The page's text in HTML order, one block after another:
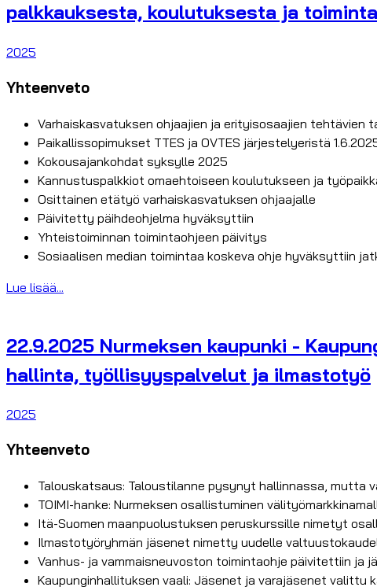
palkkauksesta, koulutuksesta ja
2025
Yhteenveto
Varhaiskasvatuksen ohjaajien ja erityisosaajien tehtävien
Paikallissopimukset TTES ja OVTES järjestelyeristä
Kokousajankohdat syksylle 2025
Kannustuspalkkiot omaehtoiseen koulutukseen ja
Osittainen etätyö varhaiskasvatuksen ohjaajalle
Päivitetty päihdeohjelma hyväksyttiin
Yhteistoiminnan toimintaohjeen päivitys
Sosiaalisen median toimintaa koskeva ohje hyväksyttiin
Lue lisää...
22.9.2025 Nurmeksen kaupunki -
hallinta, työllisyyspalvelut ja ilmastotyö
2025
Yhteenveto
Talouskatsaus: Taloustilanne pysynyt hallinnassa, mutta
TOIMI-hanke: Nurmeksen osallistuminen
Itä-Suomen maanpuolustuksen peruskurssille nimetyt
Ilmastotyöryhmän jäsenet nimetty uudelle
Vanhus- ja vammaisneuvoston toimintaohje päivitettiin ja
Kaupunginhallituksen vaali: Jäsenet ja varajäsenet valittu